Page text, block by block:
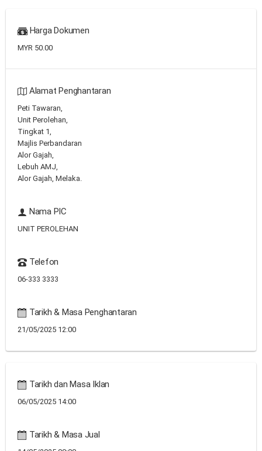
Harga Dokumen
MYR 50.00
Alamat Penghantaran
Peti Tawaran,
Unit Perolehan,
Tingkat 1,
Majlis Perbandaran
Alor Gajah,
Lebuh AMJ,
Alor Gajah, Melaka.
Nama PIC
UNIT PEROLEHAN
Telefon
06-333 3333
Tarikh & Masa Penghantaran
21/05/2025 12:00
Tarikh dan Masa Iklan
06/05/2025 14:00
Tarikh & Masa Jual